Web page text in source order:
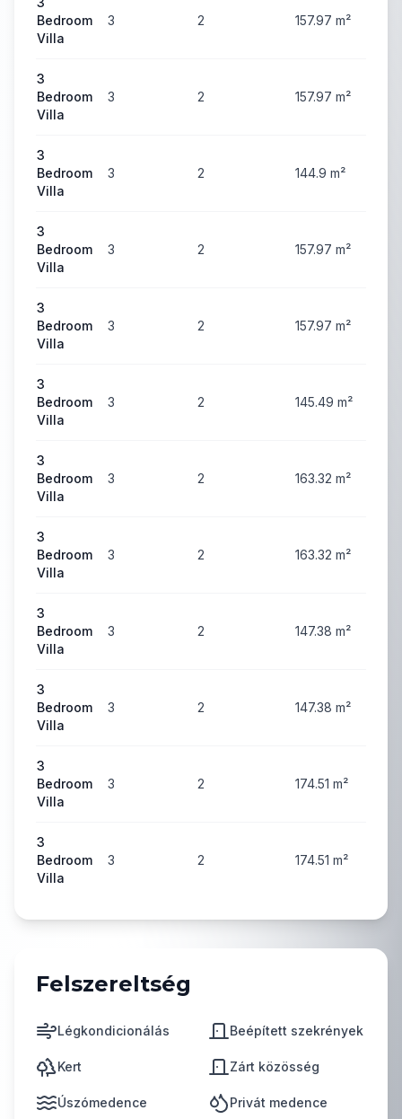
Bedroom
Villa
3 2 157.97 m²
3
Bedroom
Villa
3 2 157.97 m²
3
Bedroom
Villa
3 2 144.9 m²
3
Bedroom
Villa
3 2 157.97 m²
3
Bedroom
Villa
3 2 157.97 m²
3
Bedroom
Villa
3 2 145.49 m²
3
Bedroom
Villa
3 2 163.32 m²
3
Bedroom
Villa
3 2 163.32 m²
3
Bedroom
Villa
3 2 147.38 m²
3
Bedroom
Villa
3 2 147.38 m²
3
Bedroom
Villa
3 2 174.51 m²
3
Bedroom
Villa
3 2 174.51 m²
Felszereltség
Légkondicionálás Beépített szekrények
Kert Zárt közösség
Úszómedence Privát medence